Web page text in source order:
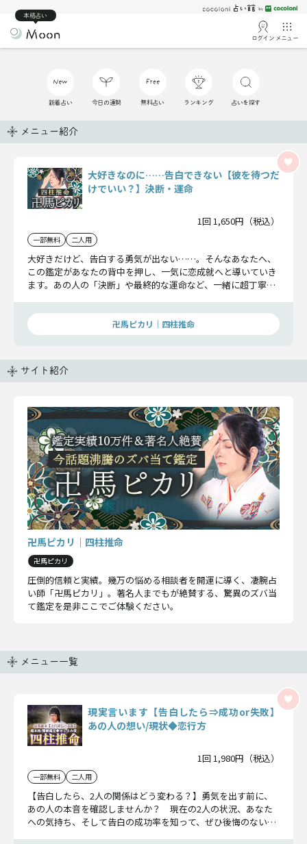
本格占い
ログイン メニュー
新着占い 今日の運勢 無料占い ランキング 占いを探す
メニュー紹介
大好きなのに……告白できない【彼を待つだ
けでいい？】決断・運命
1回 1,650円（税込）
一部無料 二人用
大好きだけど、告白する勇気が出ない……。そんなあなたへ、
この鑑定があなたの背中を押し、一気に恋成就へと導いていき
ます。あの人の「決断」や最終的な運命など、一緒に超丁寧に
卍馬ピカリ｜四柱推命
サイト紹介
卍馬ピカリ｜四柱推命
卍馬ピカリ
圧倒的信頼と実績。幾万の悩める相談者を開運に導く、凄腕占
い師「卍馬ピカリ」。著名人までもが絶賛する、驚異のズバ当
て鑑定を是非ここでご体験ください。
メニュー一覧
現実言います【告白したら⇒成功or失敗】
あの人の想い/現状◆恋行方
1回 1,980円（税込）
一部無料 二人用
【告白したら、2人の関係はどう変わる？】勇気を出す前に、
あの人の本音を確認しませんか？ 現在の2人の状況、あなた
への気持ち、そして告白の成功率を知って、ぜひ後悔のない選